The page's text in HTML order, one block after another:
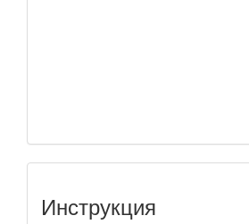
Инструкция